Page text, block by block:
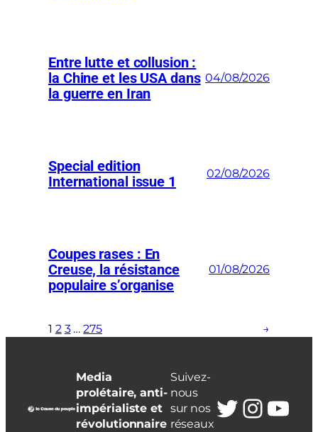
Entre lutte et collusion :
la Chine et les USA dans
la guerre en Iran
04/08/2026
Special edition
International issue 1
02/08/2026
Coupes rases : En
Creuse, la résistance
populaire s’organise
01/08/2026
1 2 3 … 275 →
Media
prolétaire, anti-
impérialiste et
révolutionnaire
Suivez-
nous
sur nos
réseaux
Twitter